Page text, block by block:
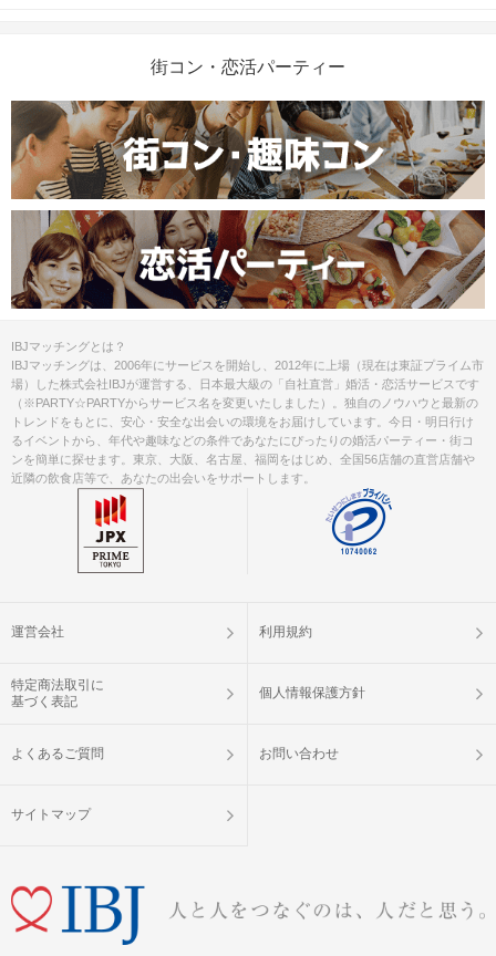
阪神三宮駅 西口からさんちかへ出ます。地下鉄海岸線方向へ進んでくだ
さい。
街コン・恋活パーティー
IBJマッチングとは？
IBJマッチングは、2006年にサービスを開始し、2012年に上場（現在は東証プライム市
場）した株式会社IBJが運営する、日本最大級の「自社直営」婚活・恋活サービスです
（※PARTY☆PARTYからサービス名を変更いたしました）。独自のノウハウと最新の
トレンドをもとに、安心・安全な出会いの環境をお届けしています。今日・明日行け
るイベントから、年代や趣味などの条件であなたにぴったりの婚活パーティー・街コ
ンを簡単に探せます。東京、大阪、名古屋、福岡をはじめ、全国56店舗の直営店舗や
近隣の飲食店等で、あなたの出会いをサポートします。
運営会社 利用規約
特定商法取引に
基づく表記
個人情報保護方針
よくあるご質問 お問い合わせ
サイトマップ